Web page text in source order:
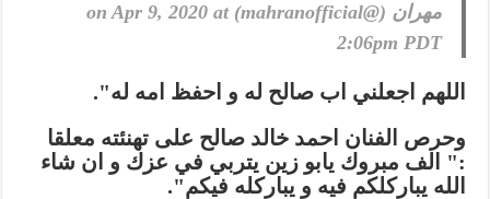
مهران (@mahranofficial) on
Apr 9, 2020 at
2:06pm PDT
اللهم اجعلني اب صالح له و احفظ امه له".
وحرص الفنان احمد خالد صالح على تهنئته معلقا
:" الف مبروك يابو زين يتربي في عزك و ان شاء
الله يباركلكم فيه و يباركله فيكم".